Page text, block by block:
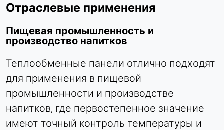
Отраслевые применения
Пищевая промышленность и
производство напитков
Теплообменные панели отлично подходят
для применения в пищевой
промышленности и производстве
напитков, где первостепенное значение
имеют точный контроль температуры и